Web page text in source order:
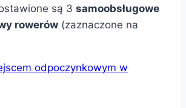
są 3 samoobsługowe
rowerów (zaznaczone na